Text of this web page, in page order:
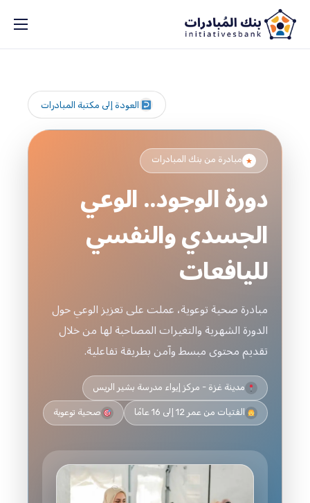
من نحن؟
الشركاء
ادعم بنك المبادرات
الاعلانات
تواصل/ي معنا
العودة إلى مكتبة المبادرات
★ مبادرة من بنك المبادرات
دورة الوجود.. الوعي
الجسدي والنفسي
لليافعات
مبادرة صحية توعوية، عملت على تعزيز الوعي حول
الدورة الشهرية والتغيرات المصاحبة لها من خلال
تقديم محتوى مبسط وآمن بطريقة تفاعلية.
مدينة غزة - مركز إيواء مدرسة بشير الريس
الفتيات من عمر 12 إلى 16 عامًا صحية توعوية